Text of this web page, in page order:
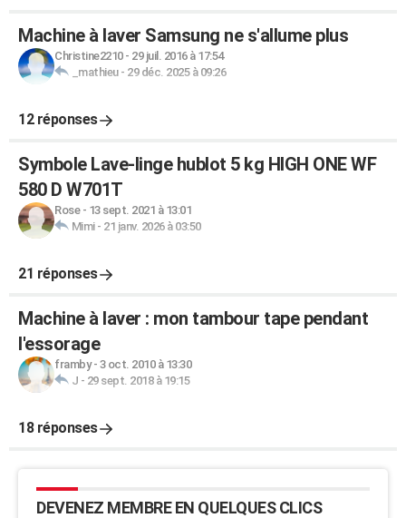
Machine à laver Samsung ne s'allume plus
Christine2210- 29 juil. 2016 à 17:54
_mathieu- 29 déc. 2025 à 09:26
12 réponses
Symbole Lave-linge hublot 5 kg HIGH ONE WF
580 D W701T
Rose- 13 sept. 2021 à 13:01
Mimi- 21 janv. 2026 à 03:50
21 réponses
Machine à laver : mon tambour tape pendant
l'essorage
framby- 3 oct. 2010 à 13:30
J - 29 sept. 2018 à 19:15
18 réponses
DEVENEZ MEMBRE EN QUELQUES CLICS